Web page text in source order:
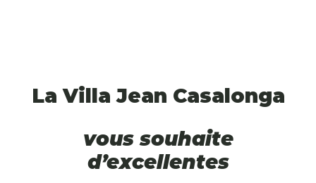
La Villa Jean Casalonga
vous souhaite
d’excellentes